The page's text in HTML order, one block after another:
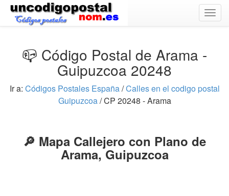
📪 Código Postal de Arama -
Guipuzcoa 20248
Ir a: Códigos Postales España/Calles en el codigo postal
Guipuzcoa/ CP 20248 - Arama
🔎 Mapa Callejero con Plano de
Arama, Guipuzcoa